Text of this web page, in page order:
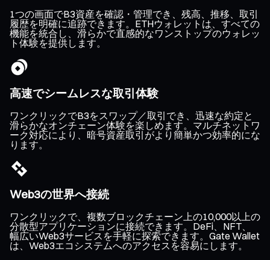
1つの画面でB3資産を確認・管理でき、残高、推移、取引
履歴を明確に追跡できます。ETHウォレットは、すべての
機能を統合し、滑らかで直感的なワンストップのウォレッ
ト体験を提供します。
高速でシームレスな取引体験
ワンクリックでB3をスワップ／取引でき、迅速な約定と
滑らかなオンチェーン体験を楽しめます。マルチネットワ
ーク対応により、暗号資産取引がより簡単かつ効率的にな
ります。
Web3の世界へ接続
ワンクリックで、複数ブロックチェーン上の10,000以上の
分散型アプリケーションに接続できます。DeFi、NFT、
幅広いWeb3サービスを手軽に探索できます。Gate Wallet
は、Web3エコシステムへのアクセスを容易にします。